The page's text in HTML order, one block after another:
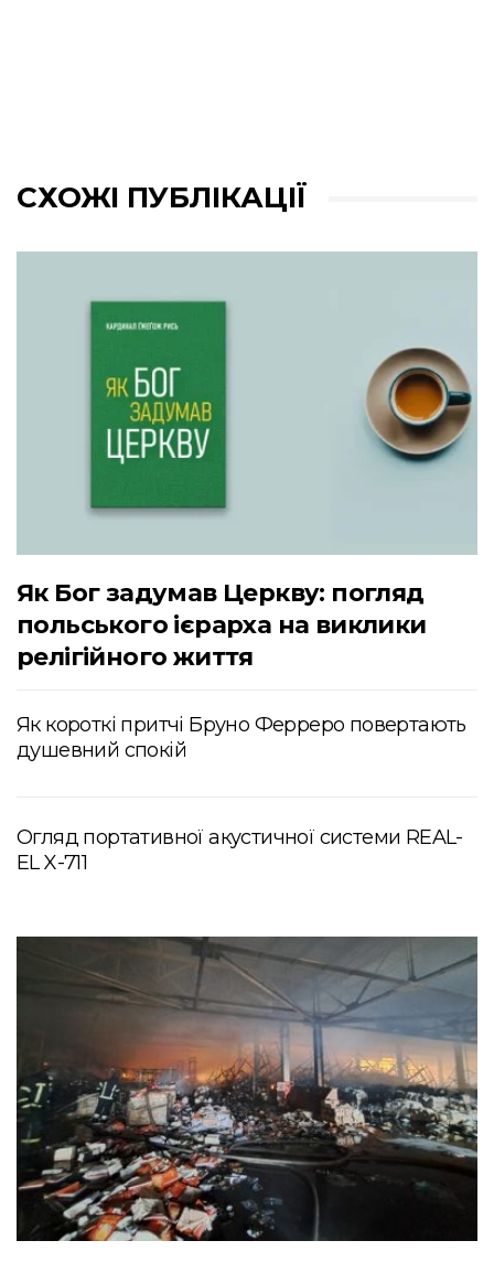
СХОЖІ ПУБЛІКАЦІЇ
Як Бог задумав Церкву: погляд
польського ієрарха на виклики
релігійного життя
Як короткі притчі Бруно Ферреро повертають
душевний спокій
Огляд портативної акустичної системи REAL-
EL X-711